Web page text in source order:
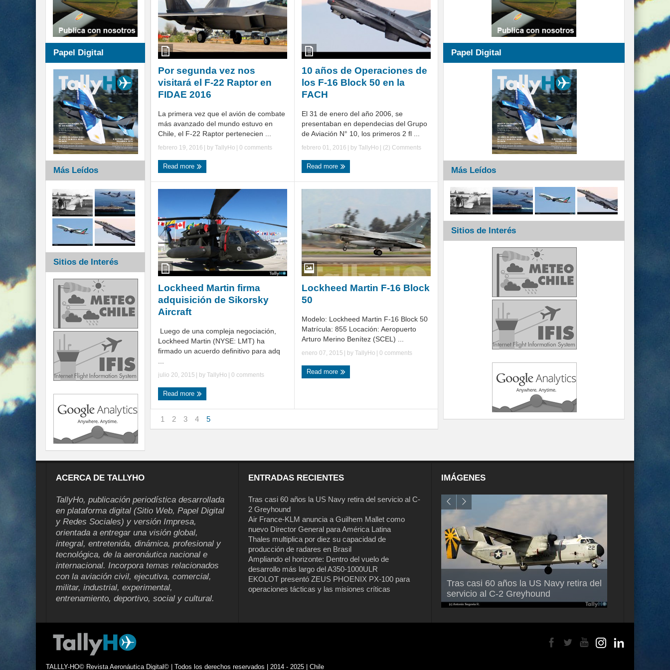
Por segunda vez nos
visitará el F-22 Raptor en
FIDAE 2016
La primera vez que el avión de combate
más avanzado del mundo estuvo en
Chile, el F-22 Raptor pertenecien ...
febrero 19, 2016 | by TallyHo 0 comments
Read more
10 años de Operaciones de
los F-16 Block 50 en la
FACH
El 31 de enero del año 2006, se
presentaban en dependecias del Grupo
de Aviación N° 10, los primeros 2 fl ...
febrero 01, 2016 | by TallyHo (2) Comments
Read more
Lockheed Martin firma
adquisición de Sikorsky
Aircraft
Luego de una compleja negociación,
Lockheed Martin (NYSE: LMT) ha
firmado un acuerdo definitivo para adq
julio 20, 2015 | by TallyHo | 0 comments
Read more
Lockheed Martin F-16 Block
50
Modelo: Lockheed Martin F-16 Block 50
Matrícula: 855 Locación: Aeropuerto
Arturo Merino Benítez (SCEL) ...
enero 07, 2015 | by TallyHo | 0 comments
Read more
1 2 3 4 5
Papel Digital
Más Leídos
Sitios de Interés
Papel Digital
Más Leídos
Sitios de Interés
ACERCA DE TALLYHO
TallyHo, publicación periodística desarrollada
en plataforma digital (Sitio Web, Papel Digital
y Redes Sociales) y versión Impresa,
orientada a entregar una visión global,
integral, entretenida, dinámica, profesional y
tecnológica, de la aeronáutica nacional e
internacional. Incorpora temas relacionados
con la aviación civil, ejecutiva, comercial,
militar, industrial, experimental,
entrenamiento, deportivo, social y cultural.
ENTRADAS RECIENTES
Tras casi 60 años la US Navy retira del servicio al C-
2 Greyhound
Air France-KLM anuncia a Guilhem Mallet como
nuevo Director General para América Latina
Thales multiplica por diez su capacidad de
producción de radares en Brasil
Ampliando el horizonte: Dentro del vuelo de
desarrollo más largo del A350-1000ULR
EKOLOT presentó ZEUS PHOENIX PX-100 para
operaciones tácticas y las misiones críticas
IMÁGENES
Tras casi 60 años la US Navy retira del
servicio al C-2 Greyhound
Air France-KLM anuncia a Guilhem
Mallet como nuevo Director General
para América Latina
TALLLY-HO© Revista Aeronáutica Digital© | Todos los derechos reservados | 2014 - 2025 | Chile